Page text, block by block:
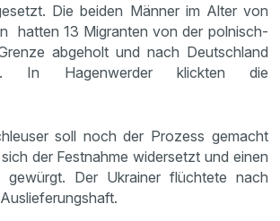
Die beiden Männer im Alter von
hatten 13 Migranten von der polnisch-
abgeholt und nach Deutschland
In Hagenwerder klickten die
soll noch der Prozess gemacht
der Festnahme widersetzt und einen
gewürgt. Der Ukrainer flüchtete nach